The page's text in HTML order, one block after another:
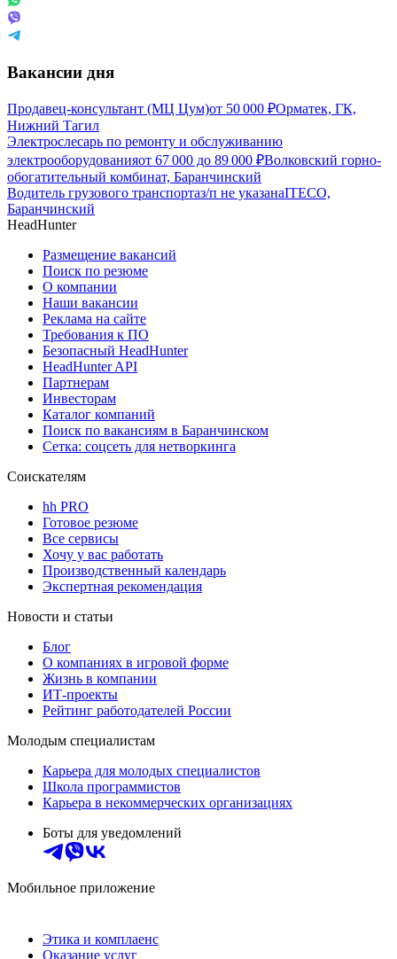
Вакансии дня
Продавец-консультант (МЦ Цум)от 50 000 ₽Орматек, ГК,
Нижний Тагил
Электрослесарь по ремонту и обслуживанию
электрооборудованияот 67 000 до 89 000 ₽Волковский горно-
обогатительный комбинат, Баранчинский
Водитель грузового транспортаз/п не указанаITECO,
Баранчинский
HeadHunter
Размещение вакансий
Поиск по резюме
О компании
Наши вакансии
Реклама на сайте
Требования к ПО
Безопасный HeadHunter
HeadHunter API
Партнерам
Инвесторам
Каталог компаний
Поиск по вакансиям в Баранчинском
Сетка: соцсеть для нетворкинга
Соискателям
hh PRO
Готовое резюме
Все сервисы
Хочу у вас работать
Производственный календарь
Экспертная рекомендация
Новости и статьи
Блог
О компаниях в игровой форме
Жизнь в компании
ИТ-проекты
Рейтинг работодателей России
Молодым специалистам
Карьера для молодых специалистов
Школа программистов
Карьера в некоммерческих организациях
Боты для уведомлений
Мобильное приложение
Этика и комплаенс
Оказание услуг